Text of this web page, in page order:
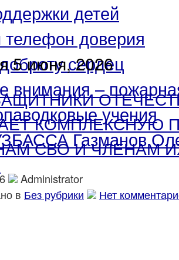
детей
телефон доверия
сердец
внимания –
учения
Газманов
5 июня, 2026
КОМПЛЕКСНУЮ
СВО И ЧЛЕНАМ
Administrator
в Без рубрики Нет